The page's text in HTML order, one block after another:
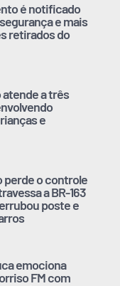
é notificado
e mais
retirados do
atende a três
e
perde o controle
a BR-163
poste e
emociona
FM com